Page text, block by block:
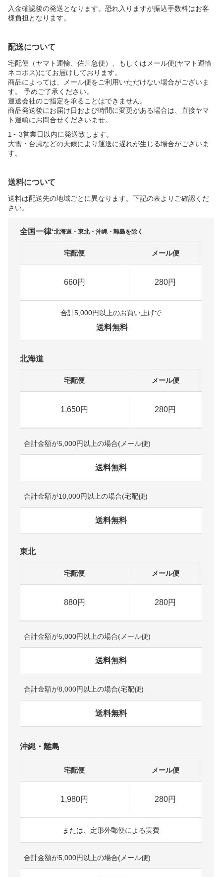
入金確認後の発送となります。恐れ入りますが振込手数料はお客
様負担となります。
配送について
宅配便（ヤマト運輸、佐川急便）、もしくはメール便(ヤマト運輸
ネコポス)にてお届けしております。
商品によっては、メール便をご利用いただけない場合がございま
す。 予めご了承ください。
運送会社のご指定を承ることはできません。
商品発送後にお届け日および時間に変更がある場合は、直接ヤマ
ト運輸にお問合せくださいませ。
1～3営業日以内に発送致します。
大雪・台風などの天候により運送に遅れが生じる場合がございま
す。
送料について
送料は配送先の地域ごとに異なります。下記の表よりご確認くだ
さい。
全国一律*北海道・東北・沖縄・離島を除く
宅配便 メール便
660円 280円
合計5,000円以上のお買い上げで
送料無料
北海道
宅配便 メール便
1,650円 280円
合計金額が5,000円以上の場合(メール便)
送料無料
合計金額が10,000円以上の場合(宅配便)
送料無料
東北
宅配便 メール便
880円 280円
合計金額が5,000円以上の場合(メール便)
送料無料
合計金額が8,000円以上の場合(宅配便)
送料無料
沖縄・離島
宅配便 メール便
1,980円 280円
または、定形外郵便による実費
合計金額が5,000円以上の場合(メール便)